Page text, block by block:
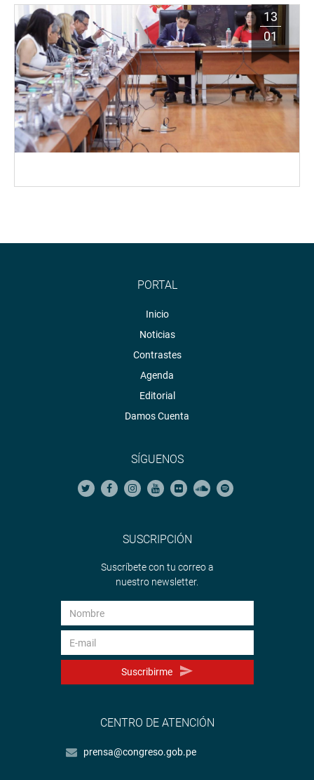
13
01
PORTAL
Inicio
Noticias
Contrastes
Agenda
Editorial
Damos Cuenta
SÍGUENOS
SUSCRIPCIÓN
Suscríbete con tu correo a
nuestro newsletter.
Suscribirme
CENTRO DE ATENCIÓN
prensa@congreso.gob.pe